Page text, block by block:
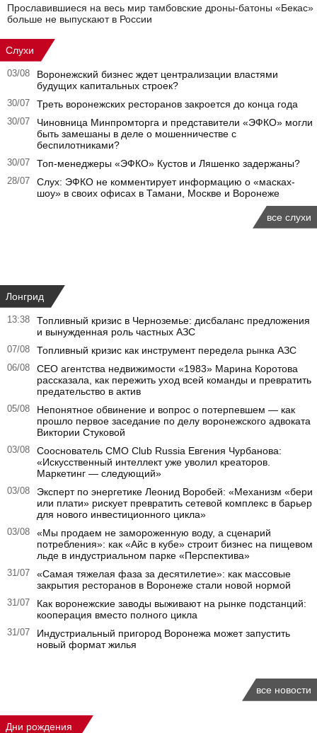
Прославившиеся на весь мир тамбовские дроны-батоны «Бекас»
больше не выпускают в России
Слухи
03/08
Воронежский бизнес ждет централизации властями
будущих капитальных строек?
30/07 Треть воронежских ресторанов закроется до конца года
30/07
Чиновница Минпромторга и представители «ЭФКО» могли
быть замешаны в деле о мошенничестве с
беспилотниками?
30/07 Топ-менеджеры «ЭФКО» Кустов и Ляшенко задержаны?
28/07
Слух: ЭФКО не комментирует информацию о «масках-
шоу» в своих офисах в Тамани, Москве и Воронеже
все слухи
Лонгрид
13:38
Топливный кризис в Черноземье: дисбаланс предложения
и вынужденная роль частных АЗС
07/08 Топливный кризис как инструмент передела рынка АЗС
06/08
CEO агентства недвижимости «1983» Марина Коротова
рассказала, как пережить уход всей команды и превратить
предательство в актив
05/08
Непонятное обвинение и вопрос о потерпевшем — как
прошло первое заседание по делу воронежского адвоката
Виктории Стуковой
03/08
Сооснователь CMO Club Russia Евгения Чурбанова:
«Искусственный интеллект уже уволил креаторов.
Маркетинг — следующий»
03/08
Эксперт по энергетике Леонид Воробей: «Механизм «бери
или плати» рискует превратить сетевой комплекс в барьер
для нового инвестиционного цикла»
03/08
«Мы продаем не замороженную воду, а сценарий
потребления»: как «Айс в кубе» строит бизнес на пищевом
льде в индустриальном парке «Перспектива»
31/07
«Самая тяжелая фаза за десятилетие»: как массовые
закрытия ресторанов в Воронеже стали новой нормой
31/07
Как воронежские заводы выживают на рынке подстанций:
кооперация вместо полного цикла
31/07
Индустриальный пригород Воронежа может запустить
новый формат жилья
все новости
Дни рождения